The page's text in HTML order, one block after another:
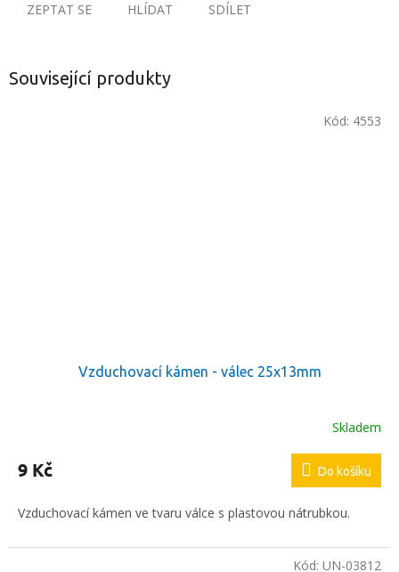
ZEPTAT SE HLÍDAT SDÍLET
Související produkty
Vzduchovací kámen - válec 25x13mm
Skladem
9 Kč Do košíku
Vzduchovací kámen ve tvaru válce s plastovou nátrubkou.
Kód: 4553
Kód: UN-03812